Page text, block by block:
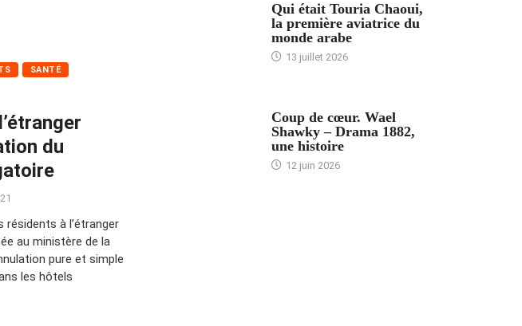
SANTÉ
du
résidents à l’étranger
au ministère de la
pure et simple
les hôtels
Qui était Touria Chaoui,
la première aviatrice du
monde arabe
13 juillet 2026
Coup de cœur. Wael
Shawky – Drama 1882,
une histoire
12 juin 2026